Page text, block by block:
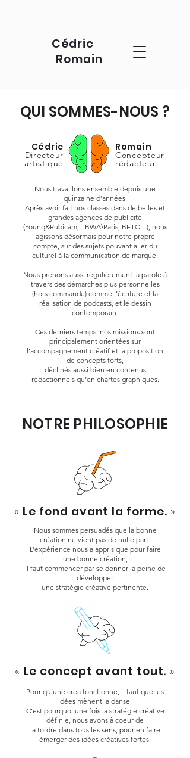
Cédric
Romain
QUI SOMMES-NOUS ?
Cédric
Directeur
artistique
Romain
Concepteur-
rédacteur
Nous travaillons ensemble depuis une
quinzaine d’années.
Après avoir fait nos classes dans de belles et
grandes agences de publicité
(Young&Rubicam, TBWA\Paris, BETC…), nous
agissons désormais pour notre propre
compte, sur des sujets pouvant aller du
culturel à la communication de marque.
Nous prenons aussi régulièrement la parole à
travers des démarches plus personnelles
(hors commande) comme l’écriture et la
réalisation de podcasts, et le dessin
contemporain.
Ces derniers temps, nos missions sont
principalement orientées sur
l’accompagnement créatif et la proposition
de concepts forts,
déclinés aussi bien en contenus
rédactionnels qu’en chartes graphiques.
NOTRE PHILOSOPHIE
« Le fond avant la forme. »
Nous sommes persuadés que la bonne
création ne vient pas de nulle part.
L’expérience nous a appris que pour faire
une bonne création,
il faut commencer par se donner la peine de
développer
une stratégie créative pertinente.
« Le concept avant tout. »
Pour qu’une créa fonctionne, il faut que les
idées mènent la danse.
C’est pourquoi une fois la stratégie créative
définie, nous avons à coeur de
la tordre dans tous les sens, pour en faire
émerger des idées créatives fortes.